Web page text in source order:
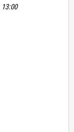
13:00